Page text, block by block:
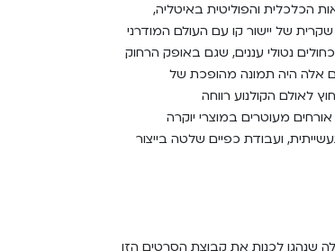
הכלכלית והפוליטית באיטליה,
של יישור קו עם העולם המודרני
נטולי עננים, שגם באופק הרחוק
אלה היה תמונה מהופכת של
לאולם הקולנוע רווחה
מעוטרים במוצרי יוקרה
ועבודת כפיים שלטה בייצור
שנהגו לכנות את קבוצת הסרטים הזו